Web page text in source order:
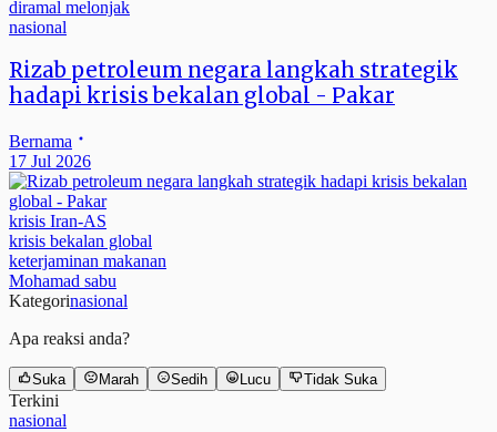
nasional
Rizab petroleum negara langkah strategik
hadapi krisis bekalan global - Pakar
Bernama
17 Jul 2026
krisis Iran-AS
krisis bekalan global
keterjaminan makanan
Mohamad sabu
Kategorinasional
Apa reaksi anda?
Suka Marah Sedih Lucu Tidak Suka
Terkini
nasional